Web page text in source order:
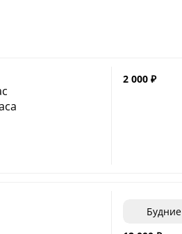
2 000 ₽
Будние